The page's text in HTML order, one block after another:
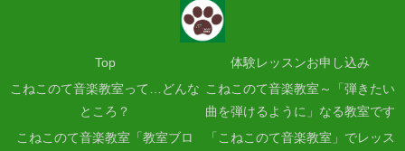
Top
体験レッスンお申し込み
こねこのて音楽教室って…どんな
ところ？
こねこのて音楽教室～「弾きたい
曲を弾けるように」なる教室です
こねこのて音楽教室「教室ブロ
「こねこのて音楽教室」でレッス